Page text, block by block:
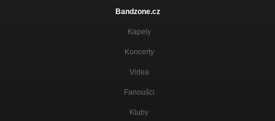
Bandzone.cz
Kapely
Koncerty
Videa
Fanoušci
Kluby